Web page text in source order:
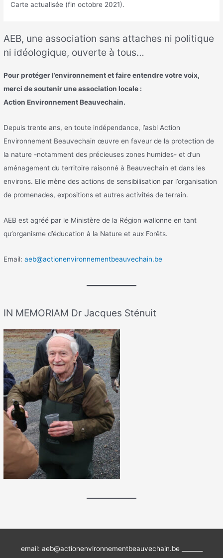
AEB, une association sans attaches ni politique
ni idéologique, ouverte à tous…
Pour protéger l’environnement et faire entendre votre voix,
merci de soutenir une association locale :
Action Environnement Beauvechain.
Depuis trente ans, en toute indépendance, l’asbl Action
Environnement Beauvechain œuvre en faveur de la protection de
la nature -notamment des précieuses zones humides- et d’un
aménagement du territoire raisonné à Beauvechain et dans les
environs. Elle mène des actions de sensibilisation par l’organisation
de promenades, expositions et autres activités de terrain.
AEB est agréé par le Ministère de la Région wallonne en tant
qu’organisme d’éducation à la Nature et aux Forêts.
Email:aeb@actionenvironnementbeauvechain.be
IN MEMORIAM Dr Jacques Sténuit
Carte actualisée (fin octobre 2021).
email: aeb@actionenvironnementbeauvechain.be _______